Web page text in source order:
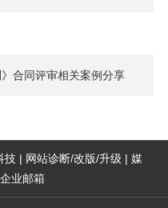
合同评审相关案例分享
技 | 网站诊断/改版/升级 | 媒
企业邮箱